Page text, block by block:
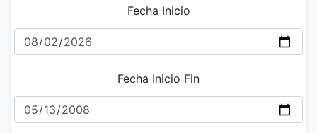
Fecha Inicio
Fecha Inicio Fin